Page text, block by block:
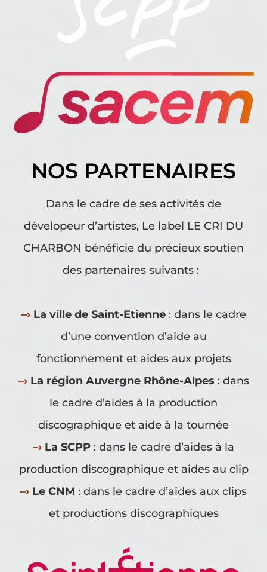
NOS PARTENAIRES
Dans le cadre de ses activités de
dévelopeur d’artistes, Le label LE CRI DU
CHARBON bénéficie du précieux soutien
des partenaires suivants :
–› La ville de Saint-Etienne : dans le cadre
d’une convention d’aide au
fonctionnement et aides aux projets
–› La région Auvergne Rhône-Alpes : dans
le cadre d’aides à la production
discographique et aide à la tournée
–› La SCPP : dans le cadre d’aides à la
production discographique et aides au clip
–› Le CNM : dans le cadre d’aides aux clips
et productions discographiques